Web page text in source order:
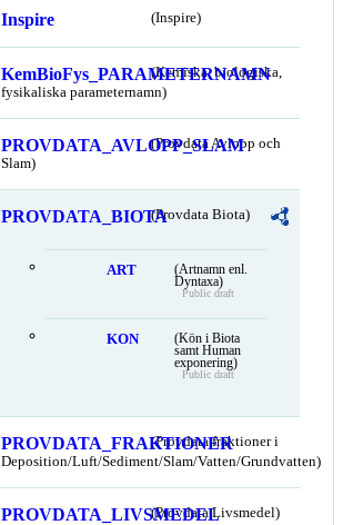
Inspire (Inspire)
KemBioFys_PARAMETERNAMN
(Kemiska, biologiska,
fysikaliska parameternamn)
PROVDATA_AVLOPP_SLAM
(Provdata Avlopp och
Slam)
PROVDATA_BIOTA(Provdata Biota)
ART
(Artnamn enl.
Dyntaxa)
Public draft
KON
(Kön i Biota
samt Human
exponering)
Public draft
PROVDATA_FRAKTIONER
(Provdata fraktioner i
Deposition/Luft/Sediment/Slam/Vatten/Grundvatten)
PROVDATA_LIVSMEDEL
(Provdata Livsmedel)